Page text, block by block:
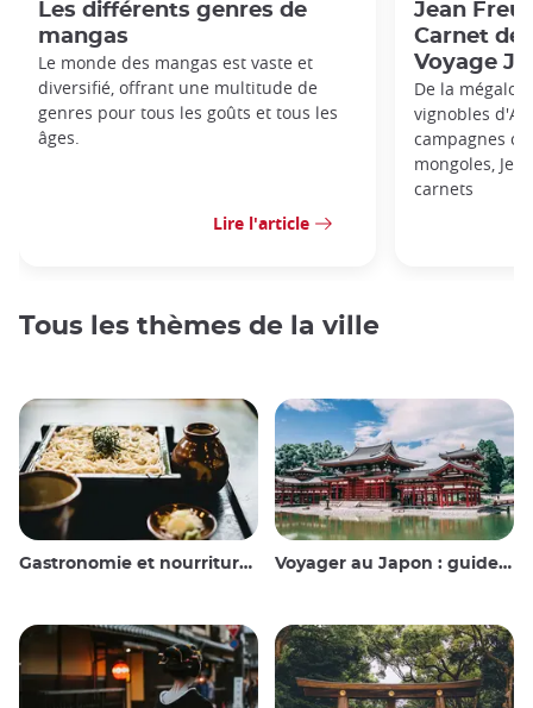
Les différents genres de
mangas
Le monde des mangas est vaste et
diversifié, offrant une multitude de
genres pour tous les goûts et tous les
âges.
Lire l'article
Jean
Carnet de
Voyage
De la
vignobles
campagnes
mongoles,
carnets
Tous les thèmes de la ville
Gastronomie et nourriture japonaise Voyager au Japon : guide et conseils